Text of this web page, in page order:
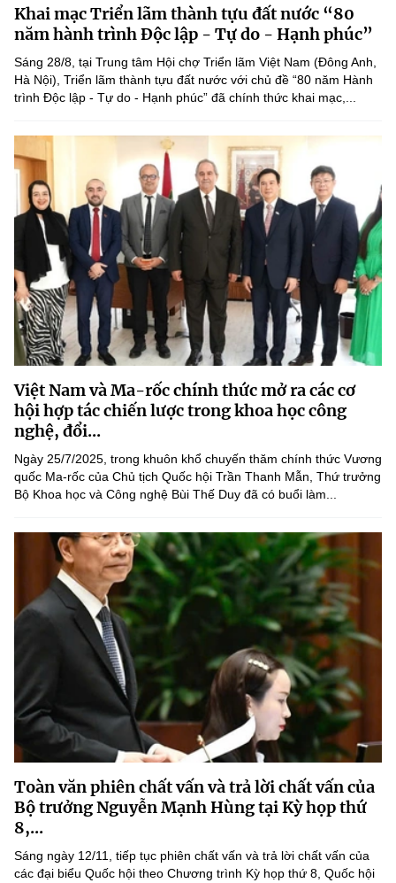
Sở Khoa học và Công nghệ
Chuyển đổi số
Bưu chính, Viễn thông
Tiêu chuẩn, đo lường, chất lượng
Năng lượng nguyên tử
Tin tổng hợp
Tin địa phương
Văn bản QPPL
Văn bản chỉ đạo điều hành
Lấy ý kiến người dân về dự thảo VBQPPL
MST IOFFICE
THỐNG KÊ
Khoa học và Công nghệ
Đổi mới sáng tạo
Chuyển đổi số
Bưu chính, Viễn thông
Sở hữu trí tuệ
Tiêu chuẩn, đo lường, chất lượng
Năng lượng nguyên tử
Multimedia
THƯ ĐIỆN TỬ
Khác
Videos
Infographic
Ảnh
Voice
Nhiệm vụ trọng tâm
Chọn ngôn ngữ
Vietnamese
BỘ KHOA HỌC VÀ CÔNG NGHỆ
MINISTRY OF SCIENCE AND TECHNOLOGY
Điều khoản sử dụng Theo dõi MST: Góp ý
Cơ quan chủ quản: Bộ Khoa học và Công nghệ (MST)
Chịu trách nhiệm nội dung: Nguyễn Thị Hải Hằng
Giám đốc Trung tâm Truyền thông Khoa học và Công nghệ.
Liên hệ
Địa chỉ: Ban Biên tập Cổng TTĐT - 18 Nguyễn Du, TP. Hà Nội
Điện thoại: 024 3936 9506
stc@mst.gov.vn
©2026 Bản quyền thuộc Bộ Khoa Học và Công Nghệ
(Ghi rõ nguồn "https://mst.gov.vn" khi phát hành lại thông tin từ
website này)
Khai mạc Triển lãm thành tựu đất nước “80
năm hành trình Độc lập - Tự do - Hạnh phúc”
Sáng 28/8, tại Trung tâm Hội chợ Triển lãm Việt Nam (Đông Anh,
Hà Nội), Triển lãm thành tựu đất nước với chủ đề “80 năm Hành
trình Độc lập - Tự do - Hạnh phúc” đã chính thức khai mạc,...
Việt Nam và Ma-rốc chính thức mở ra các cơ
hội hợp tác chiến lược trong khoa học công
nghệ, đổi...
Ngày 25/7/2025, trong khuôn khổ chuyến thăm chính thức Vương
quốc Ma-rốc của Chủ tịch Quốc hội Trần Thanh Mẫn, Thứ trưởng
Bộ Khoa học và Công nghệ Bùi Thế Duy đã có buổi làm...
Toàn văn phiên chất vấn và trả lời chất vấn của
Bộ trưởng Nguyễn Mạnh Hùng tại Kỳ họp thứ
8,...
Sáng ngày 12/11, tiếp tục phiên chất vấn và trả lời chất vấn của
các đại biểu Quốc hội theo Chương trình Kỳ họp thứ 8, Quốc hội